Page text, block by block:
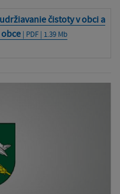
čistoty v obci a
| PDF | 1.39 Mb